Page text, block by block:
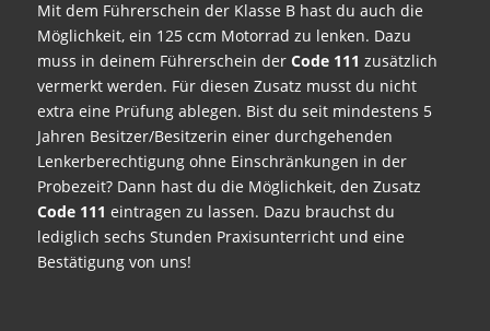
Mit dem Führerschein der Klasse B hast du auch die
Möglichkeit, ein 125 ccm Motorrad zu lenken. Dazu
muss in deinem Führerschein der Code 111 zusätzlich
vermerkt werden. Für diesen Zusatz musst du nicht
extra eine Prüfung ablegen. Bist du seit mindestens 5
Jahren Besitzer/Besitzerin einer durchgehenden
Lenkerberechtigung ohne Einschränkungen in der
Probezeit? Dann hast du die Möglichkeit, den Zusatz
Code 111 eintragen zu lassen. Dazu brauchst du
lediglich sechs Stunden Praxisunterricht und eine
Bestätigung von uns!